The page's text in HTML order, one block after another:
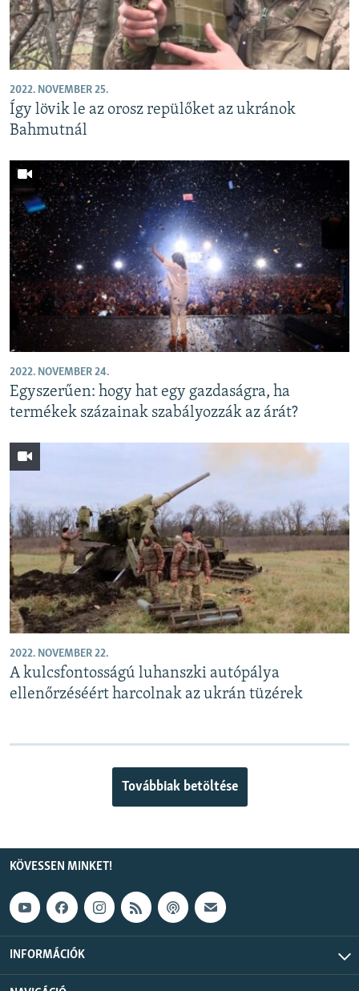
2022. NOVEMBER 25.
Így lövik le az orosz repülőket az ukránok
Bahmutnál
2022. NOVEMBER 24.
Egyszerűen: hogy hat egy gazdaságra, ha
termékek százainak szabályozzák az árát?
2022. NOVEMBER 22.
A kulcsfontosságú luhanszki autópálya
ellenőrzéséért harcolnak az ukrán tüzérek
Továbbiak betöltése
KÖVESSEN MINKET!
INFORMÁCIÓK